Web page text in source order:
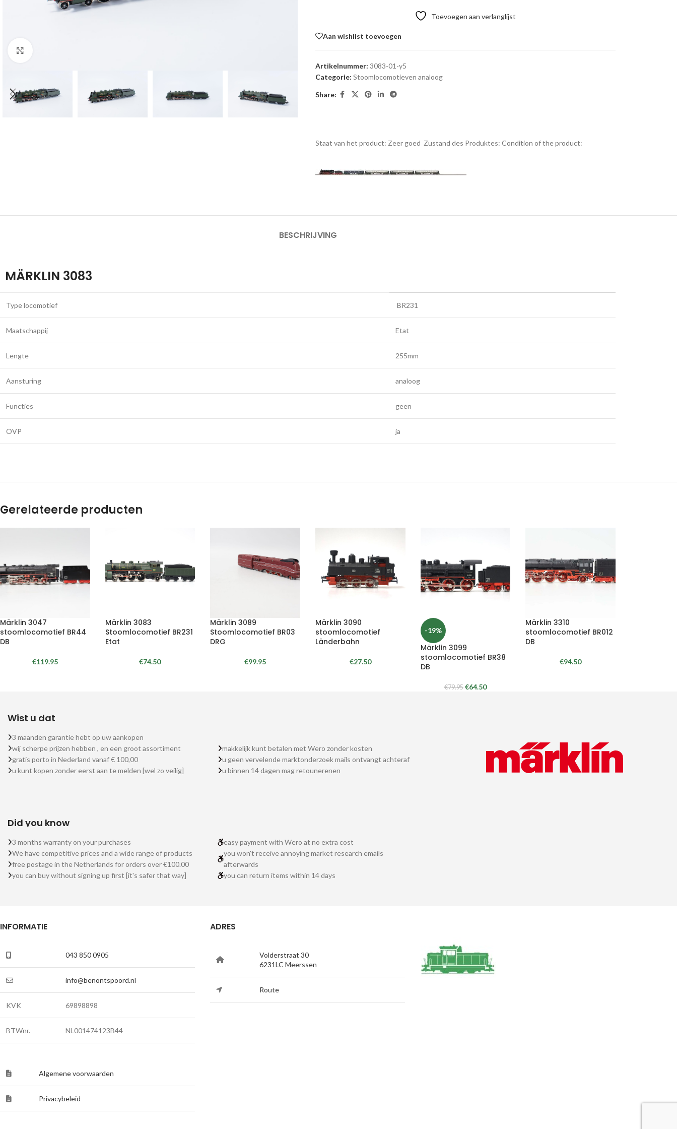
Toevoegen aan verlanglijst
Aan wishlist toevoegen
Artikelnummer: 3083-01-y5
Categorie: Stoomlocomotieven analoog
Share:
Staat van het product: Zeer goed Zustand des Produktes: Condition of the product:
BESCHRIJVING
MÄRKLIN 3083
Type locomotief BR231
Maatschappij Etat
Lengte 255mm
Aansturing analoog
Functies geen
OVP ja
Gerelateerde producten
Märklin 3047
stoomlocomotief BR44
DB
€119.95
Märklin 3083
Stoomlocomotief BR231
Etat
€74.50
Märklin 3089
Stoomlocomotief BR03
DRG
€99.95
Märklin 3090
stoomlocomotief
Länderbahn
€27.50
-19%
Märklin 3099
stoomlocomotief BR38
DB
€79.95 €64.50
Märklin 3310
stoomlocomotief BR012
DB
€94.50
Wist u dat
3 maanden garantie hebt op uw aankopen
wij scherpe prijzen hebben , en een groot assortiment
gratis porto in Nederland vanaf € 100,00
u kunt kopen zonder eerst aan te melden [wel zo veilig]
makkelijk kunt betalen met Wero zonder kosten
u geen vervelende marktonderzoek mails ontvangt achteraf
u binnen 14 dagen mag retounerenen
Did you know
3 months warranty on your purchases
We have competitive prices and a wide range of products
free postage in the Netherlands for orders over €100.00
you can buy without signing up first [it's safer that way]
easy payment with Wero at no extra cost
you won't receive annoying market research emails
afterwards
you can return items within 14 days
INFORMATIE
043 850 0905
info@benontspoord.nl
KVK 69898898
BTWnr. NL001474123B44
Algemene voorwaarden
Privacybeleid
ADRES
Volderstraat 30
6231LC Meerssen
Route